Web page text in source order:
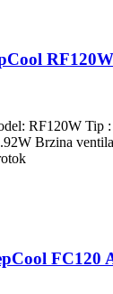
RF120W
RF120W Tip :
Brzina
FC120